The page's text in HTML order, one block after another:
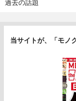
過去の話題
当サイトが、「モノ